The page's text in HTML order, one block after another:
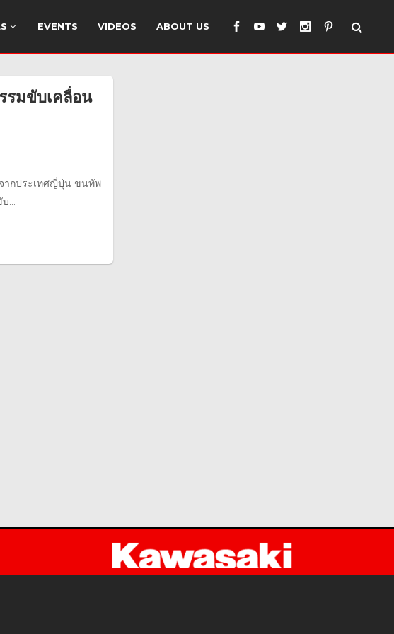
EVENTS VIDEOS ABOUT US
มขับเคลื่อน
ากประเทศญี่ปุ่น ขนทัพ
...